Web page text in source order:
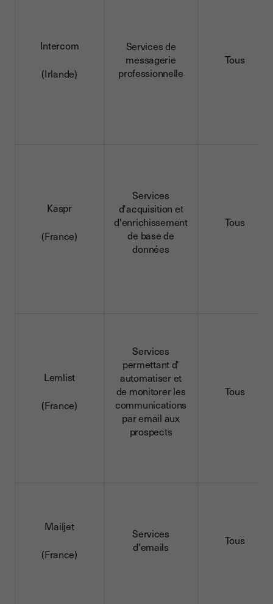
Intercom
(Irlande)
Services de
messagerie
professionnelle
Tous
Kaspr
(France)
Services
d'acquisition et
d'enrichissement
de base de
données
Tous
Lemlist
(France)
Services
permettant d'
automatiser et
de monitorer les
communications
par email aux
prospects
Tous
Mailjet
(France)
Services
d'emails
Tous